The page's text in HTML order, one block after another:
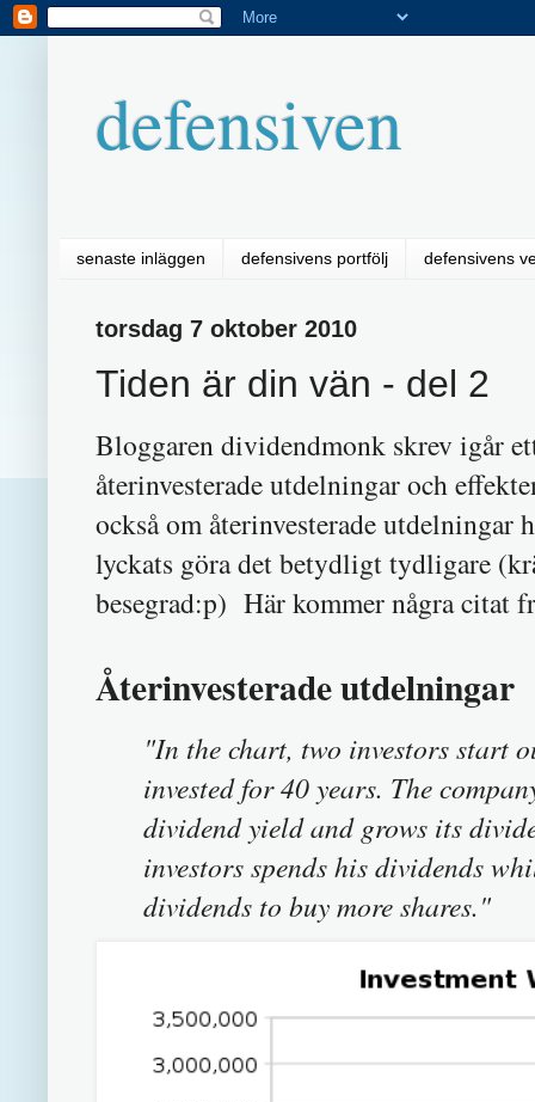
defensiven
senaste inläggen defensivens portfölj defensivens
torsdag 7 oktober 2010
Tiden är din vän - del 2
Bloggaren dividendmonk skrev igår
återinvesterade utdelningar och
också om återinvesterade utdelningar
lyckats göra det betydligt tydligare
besegrad:p) Här kommer några citat
Återinvesterade utdelningar
"In the chart, two investors start
invested for 40 years. The
dividend yield and grows its
investors spends his dividends
dividends to buy more shares."